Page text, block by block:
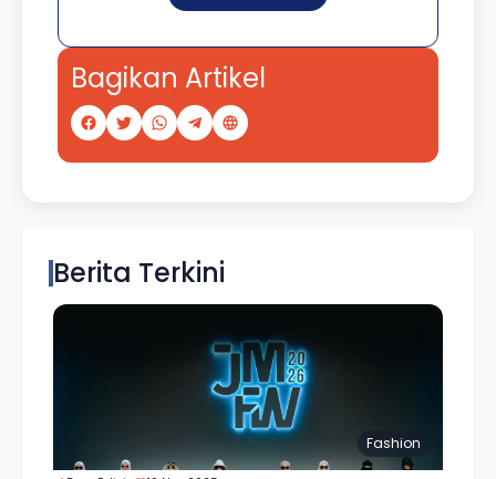
Bagikan Artikel
Berita Terkini
Fashion